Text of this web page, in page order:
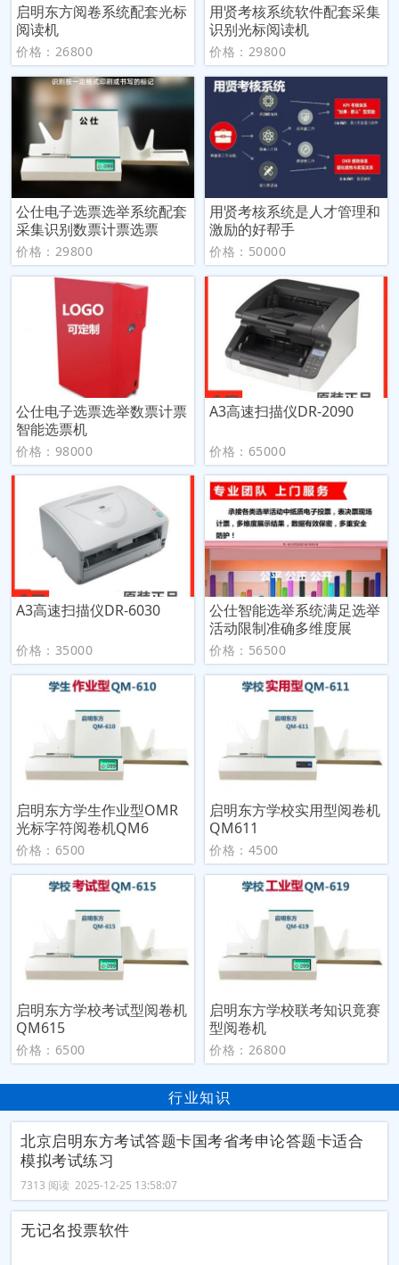
启明东方阅卷系统配套光标
阅读机
价格：26800
用贤考核系统软件配套采集
识别光标阅读机
价格：29800
公仕电子选票选举系统配套
采集识别数票计票选票
价格：29800
用贤考核系统是人才管理和
激励的好帮手
价格：50000
公仕电子选票选举数票计票
智能选票机
价格：98000
A3高速扫描仪DR-2090
价格：65000
A3高速扫描仪DR-6030
价格：35000
公仕智能选举系统满足选举
活动限制准确多维度展
价格：56500
启明东方学生作业型OMR
光标字符阅卷机QM6
价格：6500
启明东方学校实用型阅卷机
QM611
价格：4500
启明东方学校考试型阅卷机
QM615
价格：6500
启明东方学校联考知识竟赛
型阅卷机
价格：26800
行业知识
北京启明东方考试答题卡国考省考申论答题卡适合
模拟考试练习
7313 阅读 2025-12-25 13:58:07
无记名投票软件